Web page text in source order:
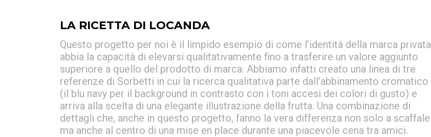
LA RICETTA DI LOCANDA
Questo progetto per noi è il limpido esempio di come l’identità della marca privata
abbia la capacità di elevarsi qualitativamente fino a trasferire un valore aggiunto
superiore a quello del prodotto di marca. Abbiamo infatti creato una linea di tre
referenze di Sorbetti in cui la ricerca qualitativa parte dall’abbinamento cromatico
(il blu navy per il background in contrasto con i toni accesi dei colori di gusto) e
arriva alla scelta di una elegante illustrazione della frutta. Una combinazione di
dettagli che, anche in questo progetto, fanno la vera differenza non solo a scaffale
ma anche al centro di una mise en place durante una piacevole cena tra amici.